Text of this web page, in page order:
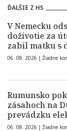
ĎALŠIE Z HS
V Nemecku
doživotie za
zabil matku s
06. 08. 2026 | Žiadne
Rumunsko
zásahoch na
prevádzku
06. 08. 2026 | Žiadne